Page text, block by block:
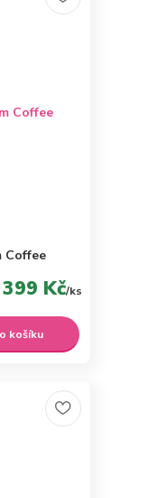
Coffee
399 Kč/ks
košíku